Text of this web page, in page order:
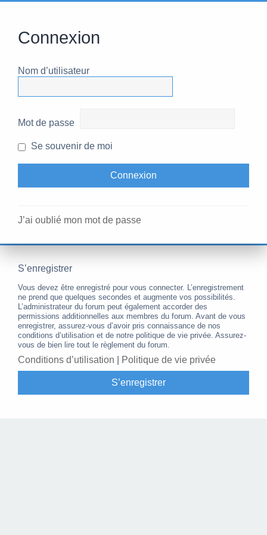
Connexion
Nom d’utilisateur
Mot de passe
Se souvenir de moi
J’ai oublié mon mot de passe
S’enregistrer
Vous devez être enregistré pour vous connecter. L’enregistrement
ne prend que quelques secondes et augmente vos possibilités.
L’administrateur du forum peut également accorder des
permissions additionnelles aux membres du forum. Avant de vous
enregistrer, assurez-vous d’avoir pris connaissance de nos
conditions d’utilisation et de notre politique de vie privée. Assurez-
vous de bien lire tout le règlement du forum.
Conditions d’utilisation Politique de vie privée
S’enregistrer